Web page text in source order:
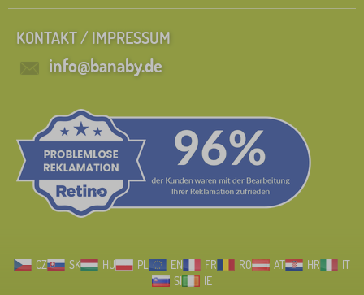
KONTAKT / IMPRESSUM
info@banaby.de
CZ SK HU PL EN FR RO AT HR
IT
SI
IE